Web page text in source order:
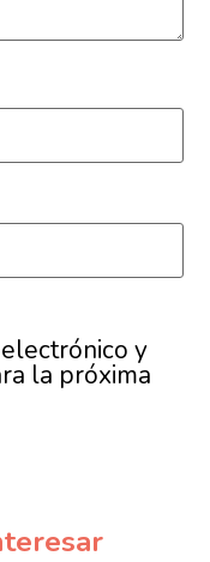
y
la próxima